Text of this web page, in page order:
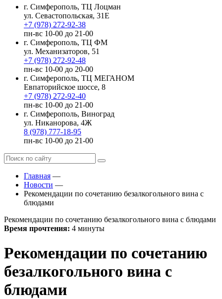
г. Симферополь, ТЦ Лоцман
ул. Севастопольская, 31Е
+7 (978) 272-92-38
пн-вс 10-00 до 21-00
г. Симферополь, ТЦ ФМ
ул. Механизаторов, 51
+7 (978) 272-92-48
пн-вс 10-00 до 20-00
г. Симферополь, ТЦ МЕГАНОМ
Евпаторийское шоссе, 8
+7 (978) 272-92-40
пн-вс 10-00 до 21-00
г. Симферополь, Виноград
ул. Никанорова, 4Ж
8 (978) 777-18-95
пн-вс 10-00 до 21-00
Главная —
Новости —
Рекомендации по сочетанию безалкогольного вина с
блюдами
Рекомендации по сочетанию безалкогольного вина с блюдами
Время прочтения: 4 минуты
Рекомендации по сочетанию
безалкогольного вина с
блюдами